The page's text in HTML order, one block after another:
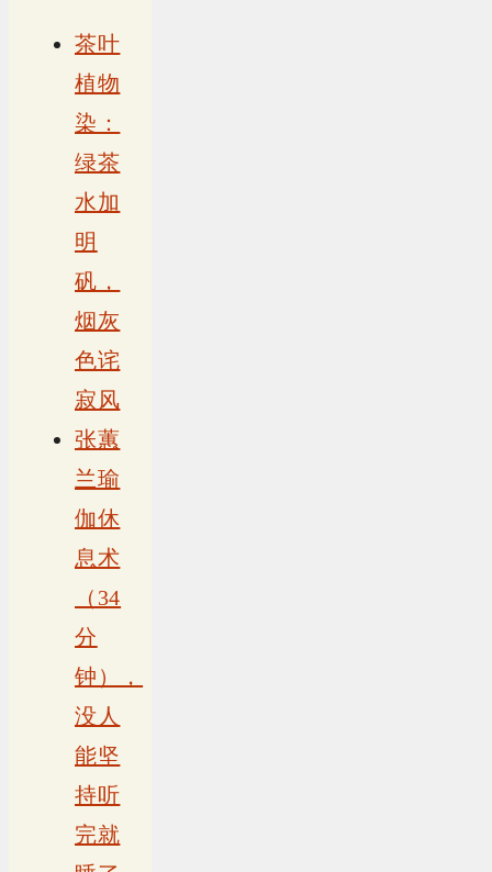
茶叶
植物
染：
绿茶
水加
明
矾，
烟灰
色诧
寂风
张蕙
兰瑜
伽休
息术
（34
分
钟），
没人
能坚
持听
完就